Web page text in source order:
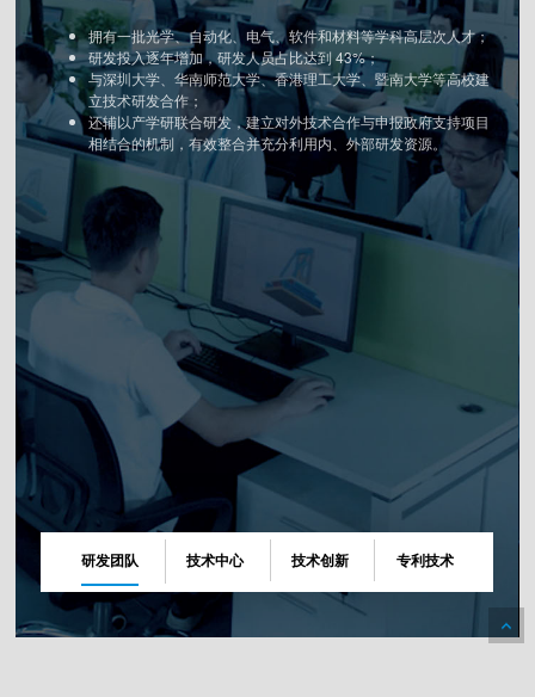
研发团队 技术中心 技术创新 专利技术
拥有一批光学、自动化、电气、软件和材料等学科高层次 人才；
研发投入逐年增加，研发人员占比达到 43%；
与深圳大学、华南师范大学、香港理工大学、暨南大学等高校建
立技术研发合作；
还辅以产学研联合研发，建立对外技术合作与申报政府支持项目
相结合的机制，有效整合并充分利用内、外部研发资源。